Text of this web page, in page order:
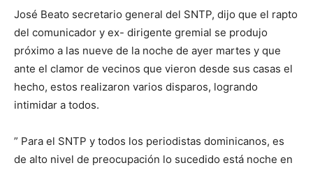
José Beato secretario general del SNTP, dijo que el rapto
del comunicador y ex- dirigente gremial se produjo
próximo a las nueve de la noche de ayer martes y que
ante el clamor de vecinos que vieron desde sus casas el
hecho, estos realizaron varios disparos, logrando
intimidar a todos.
” Para el SNTP y todos los periodistas dominicanos, es
de alto nivel de preocupación lo sucedido está noche en